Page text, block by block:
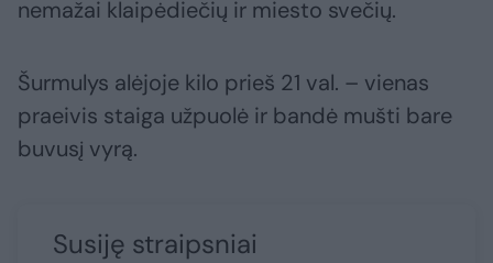
nemažai klaipėdiečių ir miesto svečių.
Šurmulys alėjoje kilo prieš 21 val. – vienas
praeivis staiga užpuolė ir bandė mušti bare
buvusį vyrą.
Susiję straipsniai